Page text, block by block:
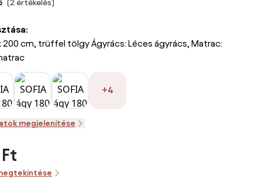
(2 értékelés)
x 200 cm, trüffel tölgy Ágyrács: Léces ágyrács, Matrac:
+4
megjelenítése